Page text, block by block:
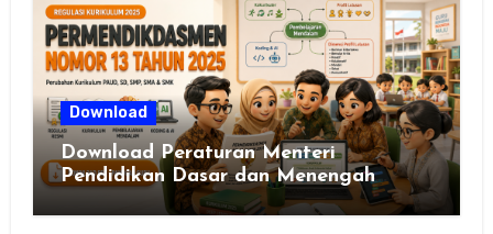
Download
Download Peraturan Menteri
Pendidikan Dasar dan Menengah
Republik Indonesia Nomor 13 Tahun
2025